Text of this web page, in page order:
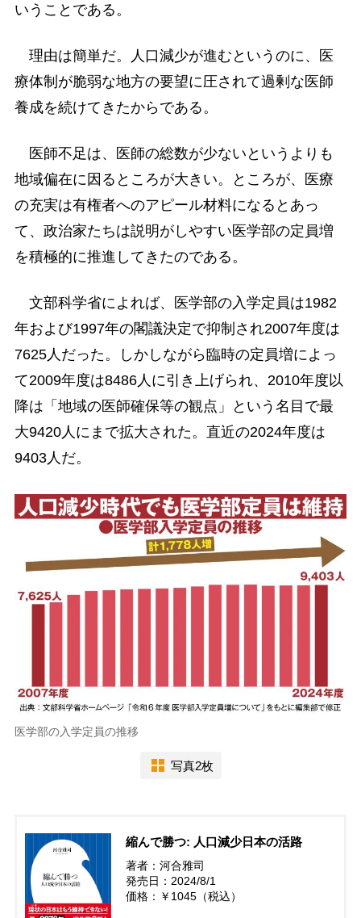
いうことである。
理由は簡単だ。人口減少が進むというのに、医
療体制が脆弱な地方の要望に圧されて過剰な医師
養成を続けてきたからである。
医師不足は、医師の総数が少ないというよりも
地域偏在に因るところが大きい。ところが、医療
の充実は有権者へのアピール材料になるとあっ
て、政治家たちは説明がしやすい医学部の定員増
を積極的に推進してきたのである。
文部科学省によれば、医学部の入学定員は1982
年および1997年の閣議決定で抑制され2007年度は
7625人だった。しかしながら臨時の定員増によっ
て2009年度は8486人に引き上げられ、2010年度以
降は「地域の医師確保等の観点」という名目で最
大9420人にまで拡大された。直近の2024年度は
9403人だ。
医学部の入学定員の推移
写真2枚
縮んで勝つ: 人口減少日本の活路
著者：河合雅司
発売日：2024/8/1
価格：￥1045（税込）